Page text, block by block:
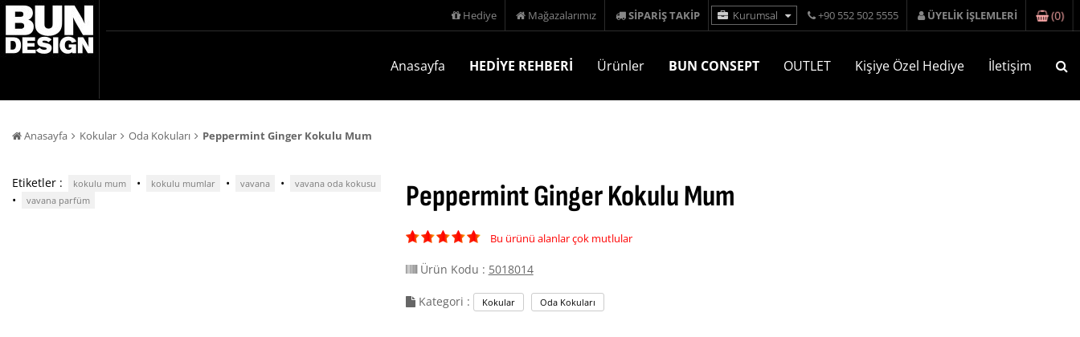
Hediye Mağazalarımız SİPARİŞ TAKİP Kurumsal +90 552 502 5555 ÜYELİK İŞLEMLERİ (0)
Anasayfa HEDİYE REHBERİ Ürünler BUN CONSEPT OUTLET Kişiye Özel Hediye İletişim
Anasayfa Kokular Oda Kokuları Peppermint Ginger Kokulu Mum
Etiketler : kokulu mum • kokulu mumlar • vavana • vavana oda kokusu
• vavana parfüm Peppermint Ginger Kokulu Mum
Bu ürünü alanlar çok mutlular
Ürün Kodu : 5018014
Kategori : Kokular Oda Kokuları